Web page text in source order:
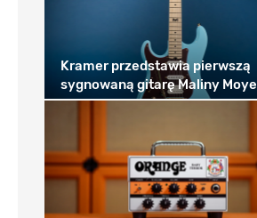
Kramer przedstawia pierwszą
sygnowaną gitarę Maliny Moye